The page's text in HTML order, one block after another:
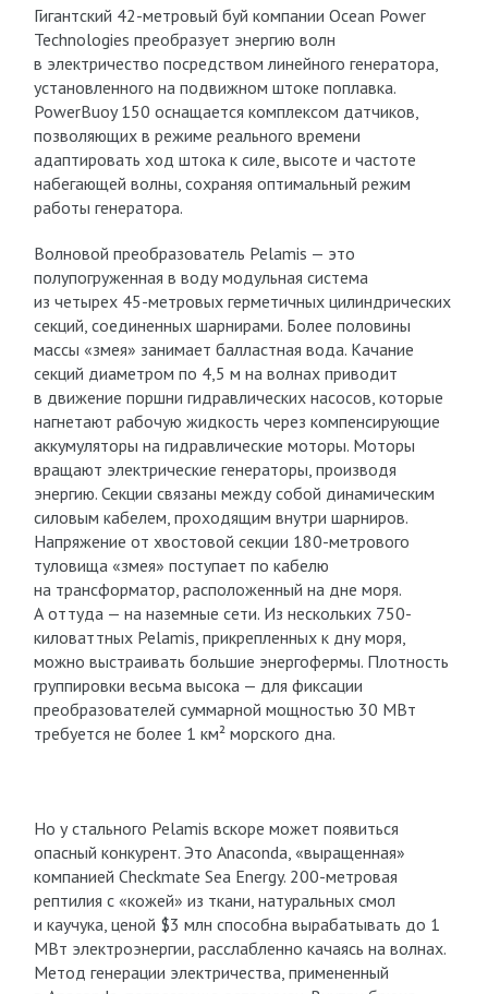
Гигантский 42-метровый буй компании Ocean Power
Technologies преобразует энергию волн
в электричество посредством линейного генератора,
установленного на подвижном штоке поплавка.
PowerBuoy 150 оснащается комплексом датчиков,
позволяющих в режиме реального времени
адаптировать ход штока к силе, высоте и частоте
набегающей волны, сохраняя оптимальный режим
работы генератора.
Волновой преобразователь Pelamis — это
полупогруженная в воду модульная система
из четырех 45-метровых герметичных цилиндрических
секций, соединенных шарнирами. Более половины
массы «змея» занимает балластная вода. Качание
секций диаметром по 4,5 м на волнах приводит
в движение поршни гидравлических насосов, которые
нагнетают рабочую жидкость через компенсирующие
аккумуляторы на гидравлические моторы. Моторы
вращают электрические генераторы, производя
энергию. Секции связаны между собой динамическим
силовым кабелем, проходящим внутри шарниров.
Напряжение от хвостовой секции 180-метрового
туловища «змея» поступает по кабелю
на трансформатор, расположенный на дне моря.
А оттуда — на наземные сети. Из нескольких 750-
киловаттных Pelamis, прикрепленных к дну моря,
можно выстраивать большие энергофермы. Плотность
группировки весьма высока — для фиксации
преобразователей суммарной мощностью 30 МВт
требуется не более 1 км² морского дна.
Но у стального Pelamis вскоре может появиться
опасный конкурент. Это Anaconda, «выращенная»
компанией Checkmate Sea Energy. 200-метровая
рептилия с «кожей» из ткани, натуральных смол
и каучука, ценой $3 млн способна вырабатывать до 1
МВт электроэнергии, расслабленно качаясь на волнах.
Метод генерации электричества, примененный